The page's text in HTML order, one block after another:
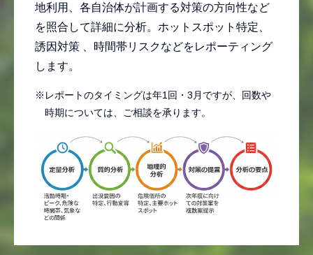
地利用、各自治体が計画する対策の方向性など
を照合して詳細に分析。ホットスポット特定、
誘因対策 、時間帯リスクなどをレポーティング
します。
※レポートのタイミングは年1回・3月ですが、回数や
時期については、ご相談を承ります。